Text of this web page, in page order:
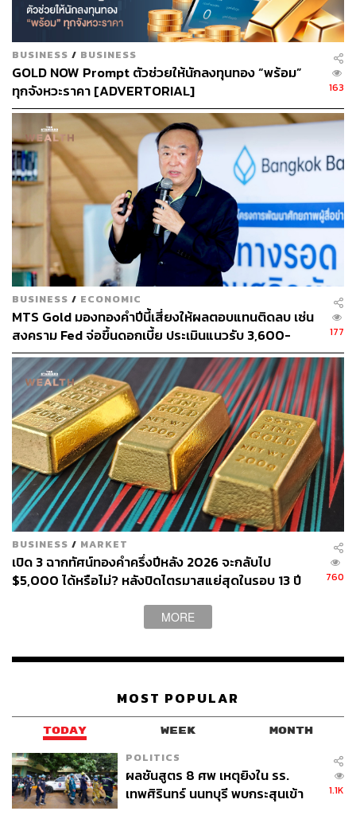
สามารถติดตาม THE STANDARD WEALTH
ผ่านแอปพลิเคชันต่างๆ ที่คุณสะดวกหรือใช้งานอยู่แล้วได้เลย
TAGS: เงินบาทแข็งค่า ร้านทอง
สมาคมค้าทองคำ
ทองคำ
767
ABOUT THE AUTHOR
วาราดา ทองจำนงค์
Content Creator สำนักข่าว THE
STANDARD WEALTH
BUSINESS / BUSINESS
GOLD NOW Prompt ตัวช่วยให้นักลงทุนทอง “พร้อม”
ทุกจังหวะราคา [ADVERTORIAL]
163
BUSINESS / ECONOMIC
MTS Gold มองทองคำปีนี้เสี่ยงให้ผลตอบแทนติดลบ เซ่น
สงคราม Fed จ่อขึ้นดอกเบี้ย ประเมินแนวรับ 3,600-
3,800 ดอลลาร์ต่อออนซ์
177
BUSINESS / MARKET
เปิด 3 ฉากทัศน์ทองคำครึ่งปีหลัง 2026 จะกลับไป
$5,000 ได้หรือไม่? หลังปิดไตรมาสแย่สุดในรอบ 13 ปี
760
MORE
MOST POPULAR
TODAY WEEK MONTH
POLITICS
ผลชันสูตร 8 ศพ เหตุยิงใน รร.
เทพศิรินทร์ นนทบุรี พบกระสุนเข้า
1.1K